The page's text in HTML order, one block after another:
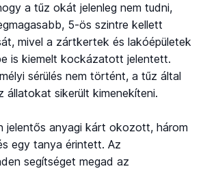
a tűz okát jelenleg nem tudni,
5-ös szintre kellett
mivel a zártkertek és lakóépületek
is kiemelt kockázatott jelentett.
sérülés nem történt, a tűz által
állatokat sikerült kimenekíteni.
jelentős anyagi kárt okozott, három
egy tanya érintett. Az
segítséget megad az